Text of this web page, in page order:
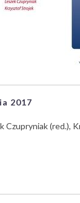
2017
Czupryniak (red.),